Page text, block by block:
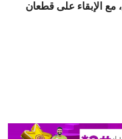
مع الإبقاء على قطعان